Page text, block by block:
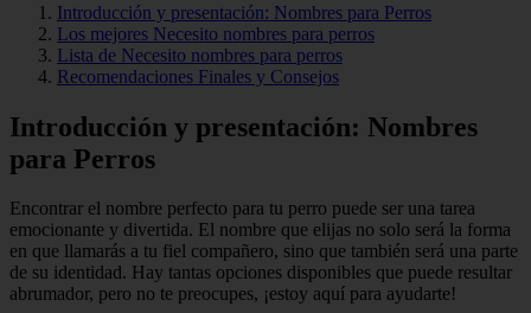
Introducción y presentación: Nombres para Perros
Los mejores Necesito nombres para perros
Lista de Necesito nombres para perros
Recomendaciones Finales y Consejos
Introducción y presentación: Nombres
para Perros
Encontrar el nombre perfecto para tu perro puede ser una tarea
emocionante y divertida. El nombre que elijas no solo será la forma
en que llamarás a tu fiel compañero, sino que también será una parte
de su identidad. Hay tantas opciones disponibles que puede resultar
abrumador, pero no te preocupes, ¡estoy aquí para ayudarte!